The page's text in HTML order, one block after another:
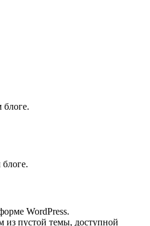
блоге.
WordPress.
из пустой темы, доступной